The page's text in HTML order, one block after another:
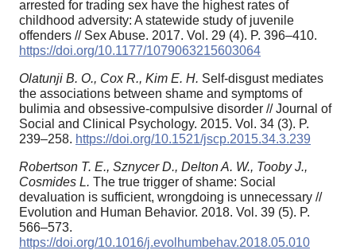
arrested for trading sex have the highest rates of
childhood adversity: A statewide study of juvenile
offenders // Sex Abuse. 2017. Vol. 29 (4). P. 396–410.
https://doi.org/10.1177/1079063215603064
Olatunji B. O., Cox R., Kim E. H. Self-disgust mediates
the associations between shame and symptoms of
bulimia and obsessive-compulsive disorder // Journal of
Social and Clinical Psychology. 2015. Vol. 34 (3). P.
239–258. https://doi.org/10.1521/jscp.2015.34.3.239
Robertson T. E., Sznycer D., Delton A. W., Tooby J.,
Cosmides L. The true trigger of shame: Social
devaluation is sufficient, wrongdoing is unnecessary //
Evolution and Human Behavior. 2018. Vol. 39 (5). P.
566–573.
https://doi.org/10.1016/j.evolhumbehav.2018.05.010